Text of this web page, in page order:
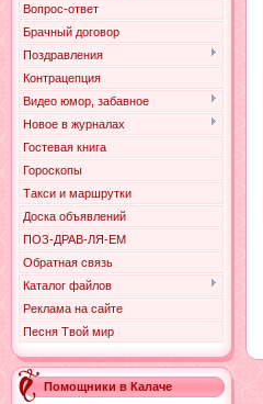
Вопрос-ответ
Брачный договор
Поздравления
Контрацепция
Видео юмор, забавное
Новое в журналах
Гостевая книга
Гороскопы
Такси и маршрутки
Доска объявлений
ПОЗ-ДРАВ-ЛЯ-ЕМ
Обратная связь
Каталог файлов
Реклама на сайте
Песня Твой мир
Помощники в Калаче